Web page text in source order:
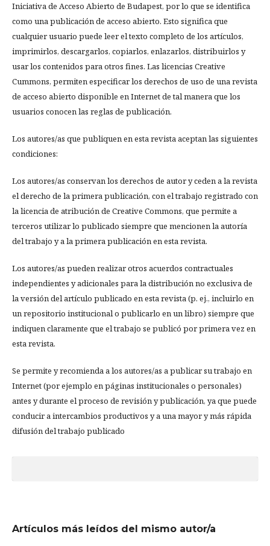
Iniciativa de Acceso Abierto de Budapest, por lo que se identifica
como una publicación de acceso abierto. Esto significa que
cualquier usuario puede leer el texto completo de los artículos,
imprimirlos, descargarlos, copiarlos, enlazarlos, distribuirlos y
usar los contenidos para otros fines. Las licencias Creative
Cummons, permiten especificar los derechos de uso de una revista
de acceso abierto disponible en Internet de tal manera que los
usuarios conocen las reglas de publicación.
Los autores/as que publiquen en esta revista aceptan las siguientes
condiciones:
Los autores/as conservan los derechos de autor y ceden a la revista
el derecho de la primera publicación, con el trabajo registrado con
la licencia de atribución de Creative Commons, que permite a
terceros utilizar lo publicado siempre que mencionen la autoría
del trabajo y a la primera publicación en esta revista.
Los autores/as pueden realizar otros acuerdos contractuales
independientes y adicionales para la distribución no exclusiva de
la versión del artículo publicado en esta revista (p. ej., incluirlo en
un repositorio institucional o publicarlo en un libro) siempre que
indiquen claramente que el trabajo se publicó por primera vez en
esta revista.
Se permite y recomienda a los autores/as a publicar su trabajo en
Internet (por ejemplo en páginas institucionales o personales)
antes y durante el proceso de revisión y publicación, ya que puede
conducir a intercambios productivos y a una mayor y más rápida
difusión del trabajo publicado
Artículos más leídos del mismo autor/a